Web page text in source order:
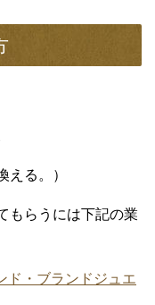
える。）
もらうには下記の業
ド・ブランドジュエ